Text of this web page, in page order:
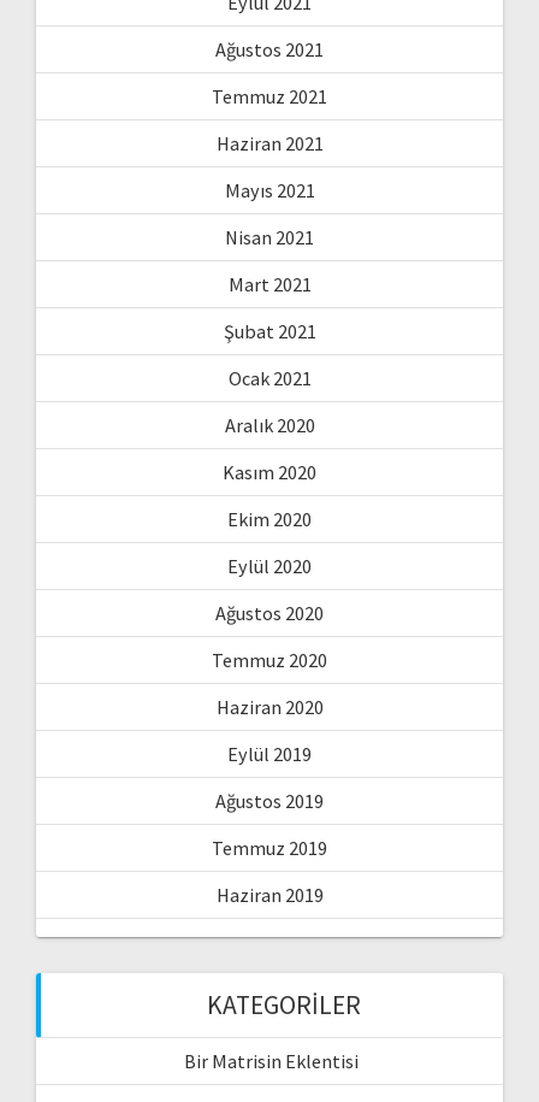
Ağustos 2021
Temmuz 2021
Haziran 2021
Mayıs 2021
Nisan 2021
Mart 2021
Şubat 2021
Ocak 2021
Aralık 2020
Kasım 2020
Ekim 2020
Eylül 2020
Ağustos 2020
Temmuz 2020
Haziran 2020
Eylül 2019
Ağustos 2019
Temmuz 2019
Haziran 2019
KATEGORILER
Bir Matrisin Eklentisi